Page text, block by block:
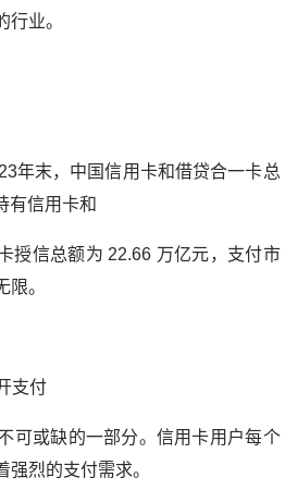
行业。
年末，中国信用卡和借贷合一卡总
有信用卡和
授信总额为 22.66 万亿元，支付市
限。
支付
可或缺的一部分。信用卡用户每个
强烈的支付需求。